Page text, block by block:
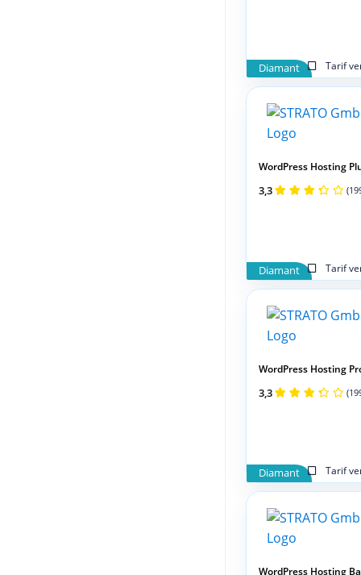
Diamant Tarif
Diamant Tarif
WordPress Hosting
3,3
Diamant Tarif
WordPress Hosting
3,3
WordPress Hosting